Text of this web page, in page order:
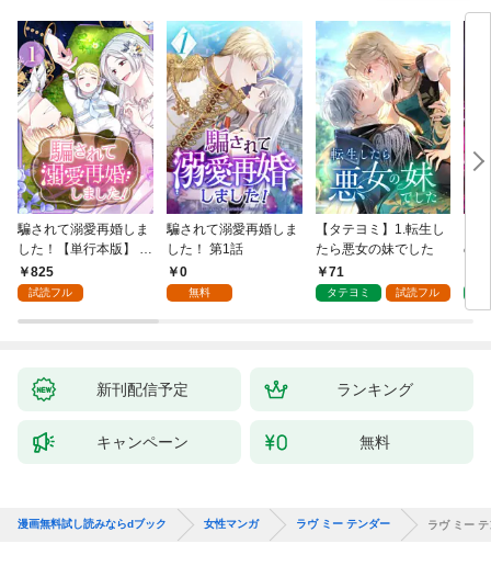
騙されて溺愛再婚しま
した！【単行本版】 1
巻825
試読フル
騙されて溺愛再婚しま
した！ 第1話
0
無料
【タテヨミ】1.転生し
たら悪女の妹でした
71
タテヨミ 試読フル
の
新刊配信予定 ランキング
キャンペーン 無料
漫画無料試し読みならdブック 女性マンガ ラヴ ミー テンダー ラヴ ミー